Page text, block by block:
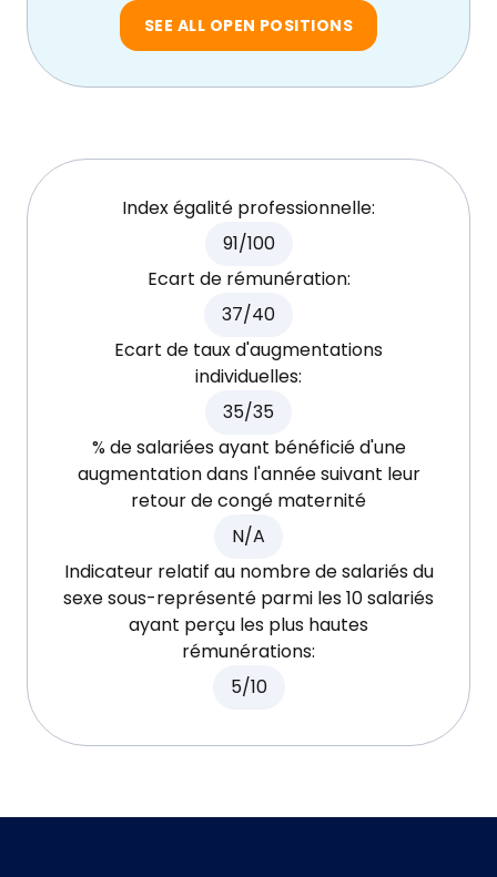
SEE ALL OPEN POSITIONS
Index égalité professionnelle:
91/100
Ecart de rémunération:
37/40
Ecart de taux d'augmentations
individuelles:
35/35
% de salariées ayant bénéficié d'une
augmentation dans l'année suivant leur
retour de congé maternité
N/A
Indicateur relatif au nombre de salariés du
sexe sous-représenté parmi les 10 salariés
ayant perçu les plus hautes
rémunérations:
5/10